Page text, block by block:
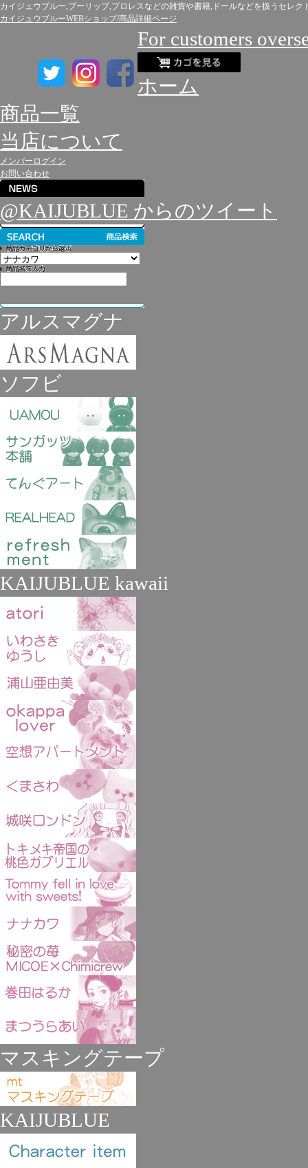
カイジュウブルー,プーリップ,プロレスなどの雑貨や書籍,ドールなどを扱うセレク
カイジュウブルーWEBショップ/商品詳細ページ
For customers
ホーム
商品一覧
当店について
メンバーログイン
お問い合わせ
@KAIJUBLUE からのツイート
アルスマグナ
ソフビ
KAIJUBLUE kawaii
マスキングテープ
KAIJUBLUE